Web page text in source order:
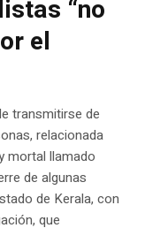
“no
el
transmitirse de
relacionada
mortal llamado
de algunas
de Kerala, con
que